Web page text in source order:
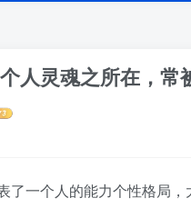
人灵魂之所在，常
了一个人的能力个性格局